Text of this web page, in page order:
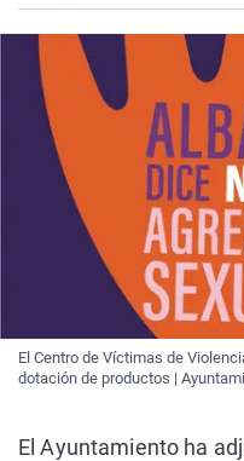
El Centro de Víctimas de
dotación de productos |
El Ayuntamiento ha